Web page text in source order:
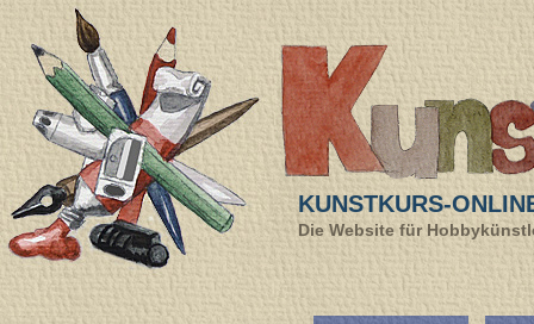
KUNSTKURS-
Die Website für